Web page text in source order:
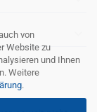
von
Website zu
und Ihnen
Weitere
.